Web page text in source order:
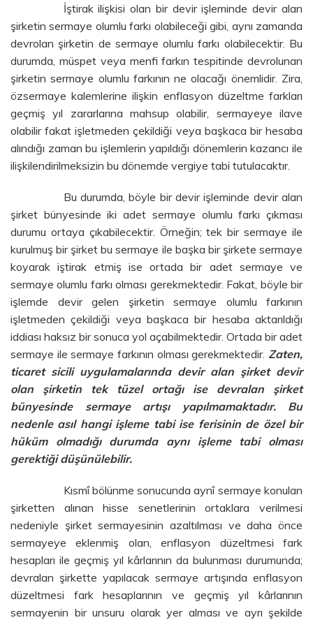
İştirak ilişkisi olan bir devir işleminde devir alan
şirketin sermaye olumlu farkı olabileceği gibi, aynı zamanda
devrolan şirketin de sermaye olumlu farkı olabilecektir. Bu
durumda, müspet veya menfi farkın tespitinde devrolunan
şirketin sermaye olumlu farkının ne olacağı önemlidir. Zira,
özsermaye kalemlerine ilişkin enflasyon düzeltme farkları
geçmiş yıl zararlarına mahsup olabilir, sermayeye ilave
olabilir fakat işletmeden çekildiği veya başkaca bir hesaba
alındığı zaman bu işlemlerin yapıldığı dönemlerin kazancı ile
ilişkilendirilmeksizin bu dönemde vergiye tabi tutulacaktır.
Bu durumda, böyle bir devir işleminde devir alan
şirket bünyesinde iki adet sermaye olumlu farkı çıkması
durumu ortaya çıkabilecektir. Örneğin; tek bir sermaye ile
kurulmuş bir şirket bu sermaye ile başka bir şirkete sermaye
koyarak iştirak etmiş ise ortada bir adet sermaye ve
sermaye olumlu farkı olması gerekmektedir. Fakat, böyle bir
işlemde devir gelen şirketin sermaye olumlu farkının
işletmeden çekildiği veya başkaca bir hesaba aktarıldığı
iddiası haksız bir sonuca yol açabilmektedir. Ortada bir adet
sermaye ile sermaye farkının olması gerekmektedir. Zaten,
ticaret sicili uygulamalarında devir alan şirket devir
olan şirketin tek tüzel ortağı ise devralan şirket
bünyesinde sermaye artışı yapılmamaktadır. Bu
nedenle asıl hangi işleme tabi ise ferisinin de özel bir
hüküm olmadığı durumda aynı işleme tabi olması
gerektiği düşünülebilir.
Kısmî bölünme sonucunda aynî sermaye konulan
şirketten alınan hisse senetlerinin ortaklara verilmesi
nedeniyle şirket sermayesinin azaltılması ve daha önce
sermayeye eklenmiş olan, enflasyon düzeltmesi fark
hesapları ile geçmiş yıl kârlarının da bulunması durumunda;
devralan şirkette yapılacak sermaye artışında enflasyon
düzeltmesi fark hesaplarının ve geçmiş yıl kârlarının
sermayenin bir unsuru olarak yer alması ve ayrı şekilde